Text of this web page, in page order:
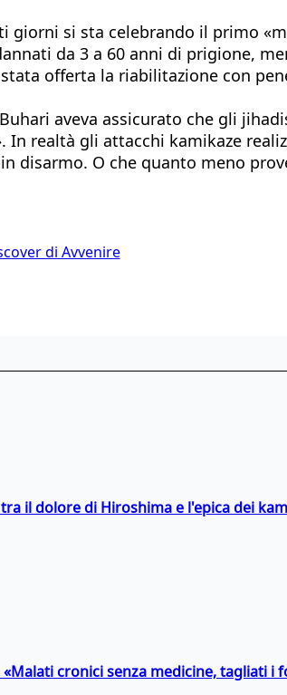
giorni si sta celebrando il primo
da 3 a 60 anni di prigione,
offerta la riabilitazione con
aveva assicurato che gli
realtà gli attacchi kamikaze
disarmo. O che quanto meno
di Avvenire
il dolore di Hiroshima e l'epica dei
cronici senza medicine, tagliati i